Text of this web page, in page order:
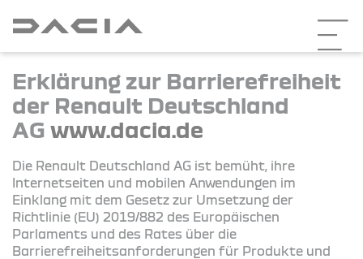
Erklärung zur Barrierefreiheit
der Renault Deutschland
AG www.dacia.de
Die Renault Deutschland AG ist bemüht, ihre
Internetseiten und mobilen Anwendungen im
Einklang mit dem Gesetz zur Umsetzung der
Richtlinie (EU) 2019/882 des Europäischen
Parlaments und des Rates über die
Barrierefreiheitsanforderungen für Produkte und